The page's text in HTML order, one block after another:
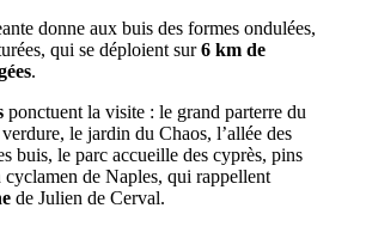
donne aux buis des formes ondulées,
qui se déploient sur6 km de
.
ponctuent la visite : le grand parterre du
le jardin du Chaos, l’allée des
buis, le parc accueille des cyprès, pins
cyclamen de Naples, qui rappellent
de Julien de Cerval.